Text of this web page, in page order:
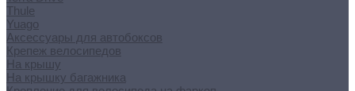
Thule
Yuago
Аксессуары для автобоксов
Крепеж велосипедов
На крышу
На крышку багажника